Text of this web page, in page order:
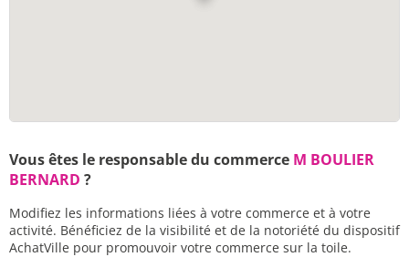
Vous êtes le responsable du commerce M BOULIER
BERNARD ?
Modifiez les informations liées à votre commerce et à votre
activité. Bénéficiez de la visibilité et de la notoriété du dispositif
AchatVille pour promouvoir votre commerce sur la toile.